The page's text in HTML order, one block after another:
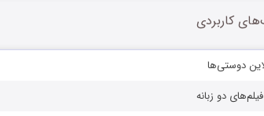
کاربردی
دوستی‌ها
دو زبانه